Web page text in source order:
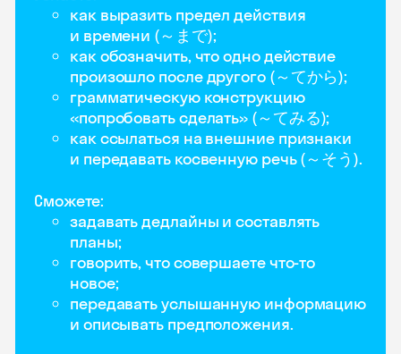
как выразить предел действия
и времени (～まで);
как обозначить, что одно действие
произошло после другого (～てから);
грамматическую конструкцию
«попробовать сделать» (～てみる);
как ссылаться на внешние признаки
и передавать косвенную речь (～そう).
Сможете:
задавать дедлайны и составлять
планы;
говорить, что совершаете что-то
новое;
передавать услышанную информацию
и описывать предположения.